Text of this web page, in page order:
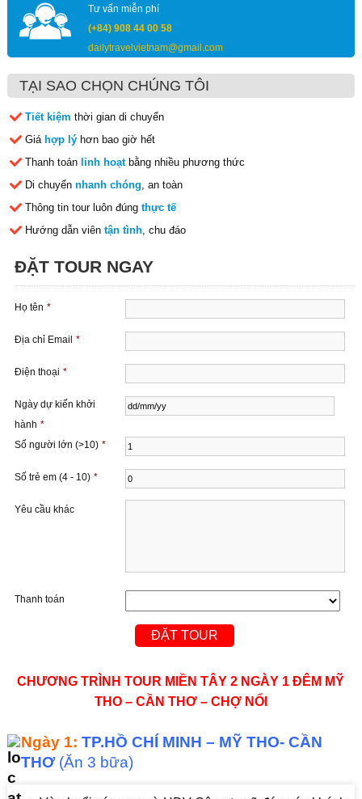
Tư vấn miễn phí
(+84) 908 44 00 58
dailytravelvietnam@gmail.com
TẠI SAO CHỌN CHÚNG TÔI
Tiết kiệm thời gian di chuyển
Giá hợp lýhơn bao giờ hết
Thanh toán linh hoạtbằng nhiều phương thức
Di chuyển nhanh chóng, an toàn
Thông tin tour luôn đúng thực tế
Hướng dẫn viên tận tình, chu đáo
ĐẶT TOUR NGAY
Họ tên *
Địa chỉ Email *
Điện thoại *
Ngày dự kiến ​​khởi
hành *
Số người lớn (>10) *
Số trẻ em (4 - 10) *
Yêu cầu khác
Thanh toán
CHƯƠNG TRÌNH TOUR MIỀN TÂY 2 NGÀY 1 ĐÊM MỸ
THO – CẦN THƠ – CHỢ NỔI
Ngày 1: TP.HỒ CHÍ MINH – MỸ THO- CẦN
THƠ (Ăn 3 bữa)